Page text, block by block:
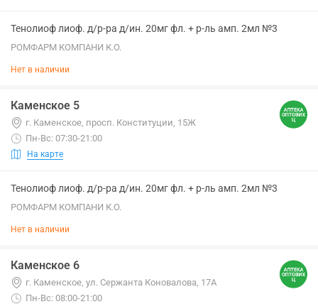
Тенолиоф лиоф. д/р-ра д/ин. 20мг фл. + р-ль амп. 2мл №3
РОМФАРМ КОМПАНИ К.О.
Нет в наличии
Каменское 5
г. Каменское, просп. Конституции, 15Ж
Пн-Вс: 07:30-21:00
На карте
Тенолиоф лиоф. д/р-ра д/ин. 20мг фл. + р-ль амп. 2мл №3
РОМФАРМ КОМПАНИ К.О.
Нет в наличии
Каменское 6
г. Каменское, ул. Сержанта Коновалова, 17А
Пн-Вс: 08:00-21:00